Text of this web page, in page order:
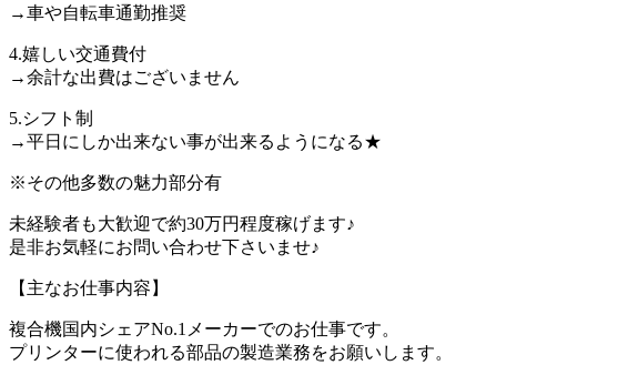
→車や自転車通勤推奨
4.嬉しい交通費付
→余計な出費はございません
5.シフト制
→平日にしか出来ない事が出来るようになる★
※その他多数の魅力部分有
未経験者も大歓迎で約30万円程度稼げます♪
是非お気軽にお問い合わせ下さいませ♪
【主なお仕事内容】
複合機国内シェアNo.1メーカーでのお仕事です。
プリンターに使われる部品の製造業務をお願いします。